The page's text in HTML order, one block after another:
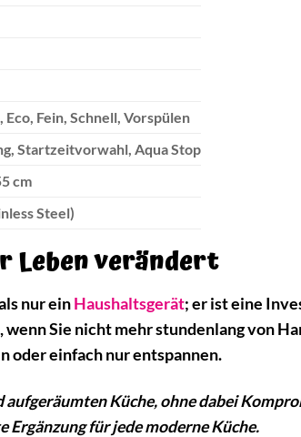
Fein, Schnell, Vorspülen
Startzeitvorwahl, Aqua Stop
cm
Steel)
Leben verändert
nur einHaushaltsgerät; er ist eine
Sie nicht mehr stundenlang von
oder einfach nur entspannen.
aufgeräumten Küche, ohne dabei
Ergänzung für jede moderne Küche.